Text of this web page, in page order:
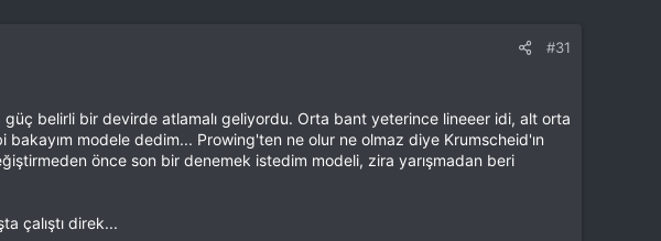
#31
belirli bir devirde atlamalı geliyordu. Orta bant yeterince lineeer idi, alt orta
modele dedim... Prowing'ten ne olur ne olmaz diye Krumscheid'ın
önce son bir denemek istedim modeli, zira yarışmadan beri
çalıştı direk...